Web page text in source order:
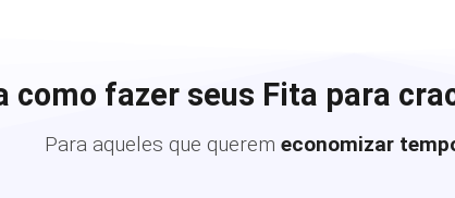
como fazer seus Fita para
Para aqueles que querem economizar